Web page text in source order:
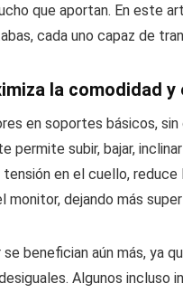
que aportan. En este
cada uno capaz de
la comodidad
en soportes básicos,
permite subir, bajar,
en el cuello,
dejando más
benefician aún más, ya
Algunos incluso